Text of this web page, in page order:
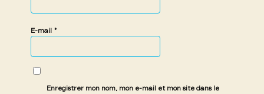
E-mail *
Enregistrer mon nom, mon e-mail et mon site dans le